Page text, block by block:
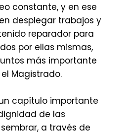
constante, y en ese
desplegar trabajos y
reparador para
por ellas mismas,
más importante
Magistrado.
capítulo importante
de las
a través de